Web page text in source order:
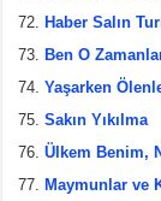
Haber Salın
Ben O
Yaşarken
Sakın Yıkılma
Ülkem Benim,
Maymunlar ve